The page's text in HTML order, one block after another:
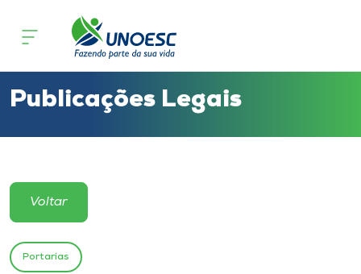
Cursos
Atendimento ao Estudante
Portal de Ensino
Publicações Legais
Voltar
Portarias